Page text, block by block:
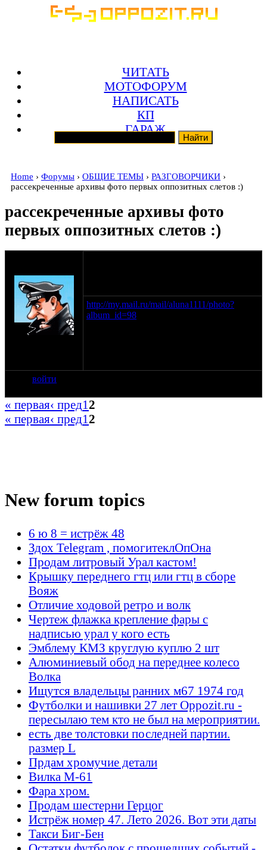
ЧИТАТЬ
МОТОФОРУМ
НАПИСАТЬ
КП
ГАРАЖ
Home › Форумы › ОБЩИЕ ТЕМЫ › РАЗГОВОРЧИКИ ›
рассекреченные архивы фото первых оппозитных слетов :)
рассекреченные архивы фото
первых оппозитных слетов :)
http://my.mail.ru/mail/aluna1111/photo?
album_id=98
войти
« первая‹ пред12
« первая‹ пред12
New forum topics
6 ю 8 = истрёж 48
Здох Telegram , помогитеклОпОна
Продам литровый Урал кастом!
Крышку переднего гтц или гтц в сборе
Вояж
Отличие ходовой ретро и волк
Чертеж флажка крепление фары с
надписью урал у кого есть
Эмблему КМЗ круглую куплю 2 шт
Алюминиевый обод на переднее колесо
Волка
Ищутся владельцы ранних м67 1974 год
Футболки и нашивки 27 лет Oppozit.ru -
пересылаю тем кто не был на мероприятии.
есть две толстовки последней партии.
размер L
Прдам хромучие детали
Вилка М-61
Фара хром.
Продам шестерни Герцог
Истрёж номер 47. Лето 2026. Вот эти даты
Такси Биг-Бен